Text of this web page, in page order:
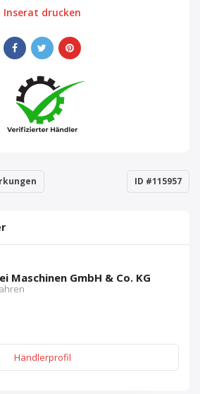
Inserat drucken
ID #115957
Maschinen GmbH & Co. KG
Händlerprofil